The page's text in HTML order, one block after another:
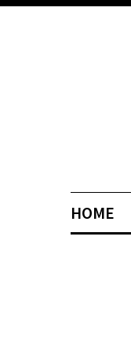
HOME